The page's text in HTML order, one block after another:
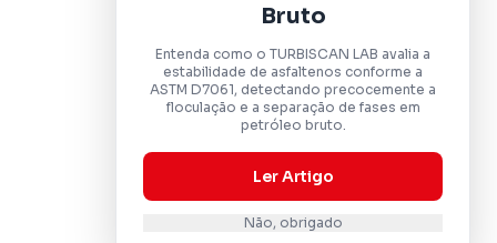
Bruto
Entenda como o TURBISCAN LAB avalia a
estabilidade de asfaltenos conforme a
ASTM D7061, detectando precocemente a
floculação e a separação de fases em
petróleo bruto.
Ler Artigo
Não, obrigado